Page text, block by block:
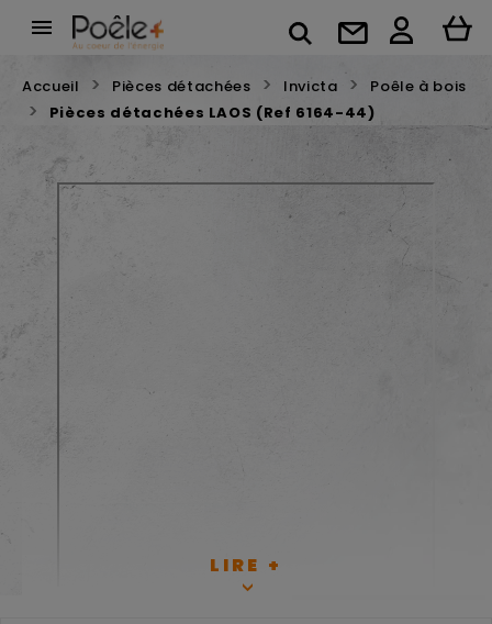

Accueil Pièces détachées Invicta
Poêle à bois
Pièces détachées LAOS (Ref 6164-44)
LIRE +